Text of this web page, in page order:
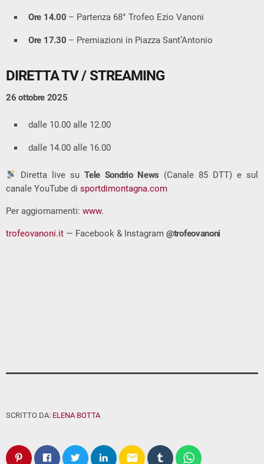
Ore 14.00 – Partenza 68° Trofeo Ezio Vanoni
Ore 17.30 – Premiazioni in Piazza Sant’Antonio
DIRETTA TV / STREAMING
26 ottobre 2025
dalle 10.00 alle 12.00
dalle 14.00 alle 16.00
Diretta live suTele Sondrio News (Canale 85 DTT) e sul
canale YouTube di sportdimontagna.com
Per aggiornamenti: www.
trofeovanoni.it — Facebook & Instagram @trofeovanoni
SCRITTO DA: ELENA BOTTA
email